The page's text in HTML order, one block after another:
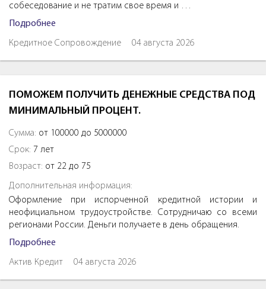
собеседование и не тратим свое время и …
Подробнее
Кредитное Сопровождение 04 августа 2026
ПОМОЖЕМ ПОЛУЧИТЬ ДЕНЕЖНЫЕ СРЕДСТВА ПОД
МИНИМАЛЬНЫЙ ПРОЦЕНТ.
Сумма: от 100000 до 5000000
Срок: 7 лет
Возраст: от 22 до 75
Дополнительная информация:
Оформление при испорченной кредитной истории и
неофициальном трудоустройстве. Сотрудничаю со всеми
регионами России. Деньги получаете в день обращения.
Подробнее
Актив Кредит 04 августа 2026